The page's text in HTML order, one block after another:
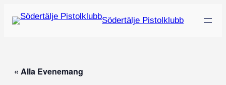
Södertälje Pistolklubb
« Alla Evenemang